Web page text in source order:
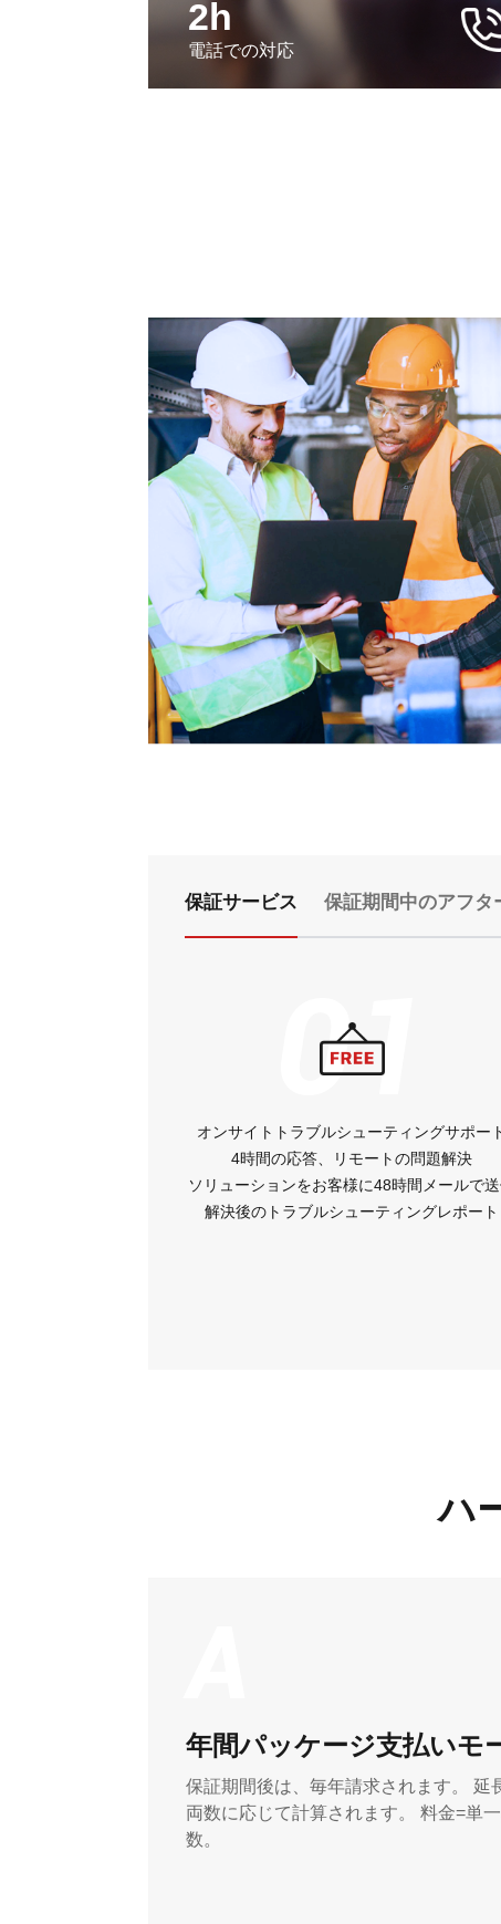
2h
電話での対応
保証サービス 保証期間中のアフタ
01
オンサイトトラブルシューティングサポー
4時間の応答、リモートの問題解決
ソリューションをお客様に48時間メールで
解決後のトラブルシューティングレポート
ハ
年間パッケージ支払いモ
保証期間後は、毎年請求されます。 延
両数に応じて計算されます。 料金=単
数。